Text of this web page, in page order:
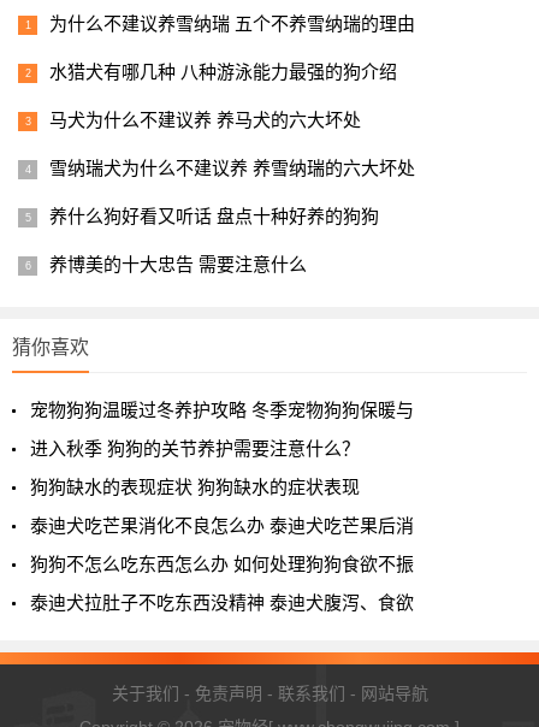
把狗狗接到家中来以后，就需要给它们营造一个安全的生
活环境，因为狗狗是比较贪吃的，家中养的植物大多都是对
狗狗有害的，如果它们不小心误食的话，就能够引起食物中
物，最好也不要给狗狗随便乱吃，因为小狗的肠胃也是非常
脆弱的，一旦乱吃了，就能够引起一系列的肠胃问题。
项的详细介绍，您了解了吗？
为什么不建议养雪纳瑞 五个不养雪纳瑞的理由
水猎犬有哪几种 八种游泳能力最强的狗介绍
马犬为什么不建议养 养马犬的六大坏处
雪纳瑞犬为什么不建议养 养雪纳瑞的六大坏处
养什么狗好看又听话 盘点十种好养的狗狗
养博美的十大忠告 需要注意什么
猜你喜欢
宠物狗狗温暖过冬养护攻略 冬季宠物狗狗保暖与
进入秋季 狗狗的关节养护需要注意什么？
狗狗缺水的表现症状 狗狗缺水的症状表现
泰迪犬吃芒果消化不良怎么办 泰迪犬吃芒果后消
狗狗不怎么吃东西怎么办 如何处理狗狗食欲不振
泰迪犬拉肚子不吃东西没精神 泰迪犬腹泻、食欲
关于我们 - 免责声明 - 联系我们 - 网站导航